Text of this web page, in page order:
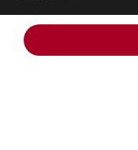
宾客适用